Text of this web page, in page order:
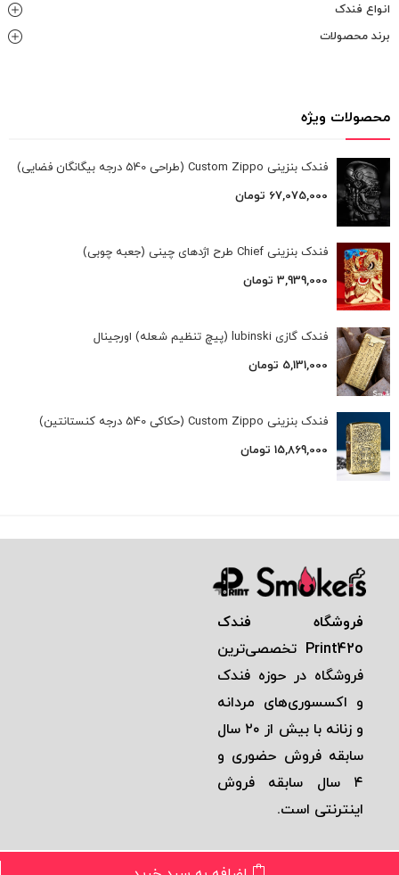
انواع فندک
برند محصولات
محصولات ویژه
فندک بنزینی Custom Zippo (طراحی 540 درجه بیگانگان فضایی)
67,075,000 تومان
فندک بنزینی Chief طرح اژدهای چینی (جعبه چوبی)
3,939,000 تومان
فندک گازی lubinski (پیچ تنظیم شعله) اورجینال
5,131,000 تومان
فندک بنزینی Custom Zippo (حکاکی 540 درجه کنستانتین)
15,869,000 تومان
فروشگاه فندک
Print42o تخصصی‌ترين
فروشگاه در حوزه فندک
و اكسسوری‌های مردانه
و زنانه با بيش از ٢٠ سال
سابقه فروش حضوری و
٤ سال سابقه فروش
اينترنتی است.